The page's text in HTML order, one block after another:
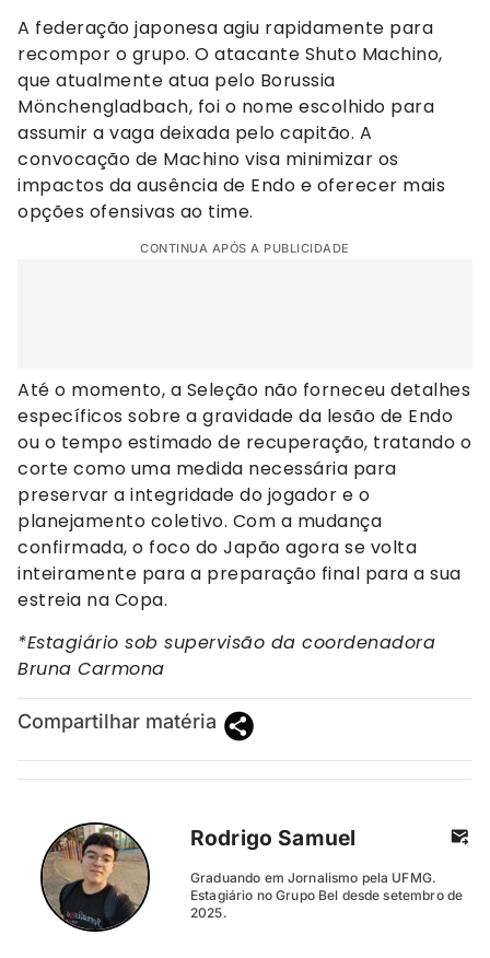
A federação japonesa agiu rapidamente para
recompor o grupo. O atacante Shuto Machino,
que atualmente atua pelo Borussia
Mönchengladbach, foi o nome escolhido para
assumir a vaga deixada pelo capitão. A
convocação de Machino visa minimizar os
impactos da ausência de Endo e oferecer mais
opções ofensivas ao time.
CONTINUA APÓS A PUBLICIDADE
Até o momento, a Seleção não forneceu detalhes
específicos sobre a gravidade da lesão de Endo
ou o tempo estimado de recuperação, tratando o
corte como uma medida necessária para
preservar a integridade do jogador e o
planejamento coletivo. Com a mudança
confirmada, o foco do Japão agora se volta
inteiramente para a preparação final para a sua
estreia na Copa.
*Estagiário sob supervisão da coordenadora
Bruna Carmona
Compartilhar matéria
Rodrigo Samuel
Graduando em Jornalismo pela UFMG.
Estagiário no Grupo Bel desde setembro de
2025.